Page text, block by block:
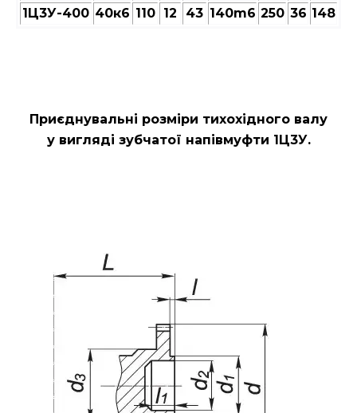
1Ц3У-400 40к6 110 12 43 140m6 250 36 148
Приєднувальні розміри тихохідного валу
у вигляді зубчатої напівмуфти 1Ц3У.